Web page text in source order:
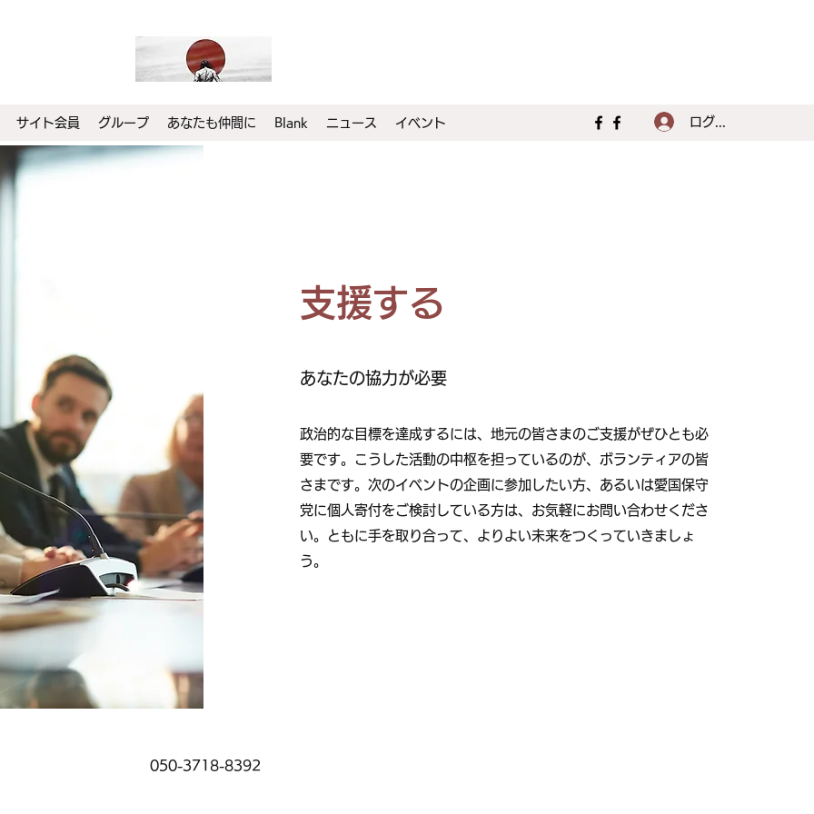
サイト会員 グループ あなたも仲間に Blank ニュース イベント ログイン
支援する
あなたの協力が必要
政治的な目標を達成するには、地元の皆さまのご支援がぜひとも必
要です。こうした活動の中枢を担っているのが、ボランティアの皆
さまです。次のイベントの企画に参加したい方、あるいは愛国保守
党に個人寄付をご検討している方は、お気軽にお問い合わせくださ
い。ともに手を取り合って、よりよい未来をつくっていきましょ
う。
050-3718-8392